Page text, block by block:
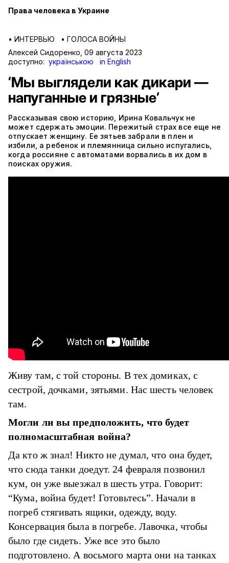
Права человека в Украине
• ИНТЕРВЬЮ • ГОЛОСА ВОЙНЫ
Алексей Сидоренко 09 августа 2023
доступно: українською in English
‘Мы выглядели как дикари —
напуганные и грязные’
Рассказывая свою историю, Ирина Ковальчук не
может сдержать эмоции. Пережитый страх все еще не
отпускает женщину. Ее зятьев забрали в плен и
избили, а ребенок и племянница сильно испугались,
когда россияне с автоматами ворвались в их дом в
поисках оружия.
Живу там, с той стороны. В тех домиках, с
сестрой, дочками, зятьями. Нас шесть человек
там.
Могли ли вы предположить, что будет
полномасштабная война?
Да кто ж знал! Никто не думал, что она будет,
что сюда танки доедут. 24 февраля позвонил
кум, он уже выезжал в шесть утра. Говорит:
“Кума, война будет! Готовьтесь”. Начали в
погреб стягивать ящики, одежду, воду.
Консервация была в погребе. Лавочка, чтобы
было где сидеть. Уже все это было
подготовлено. А восьмого марта они на танках